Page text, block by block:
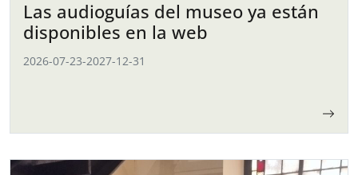
Las audioguías del museo ya están
disponibles en la web
2026-07-23-2027-12-31